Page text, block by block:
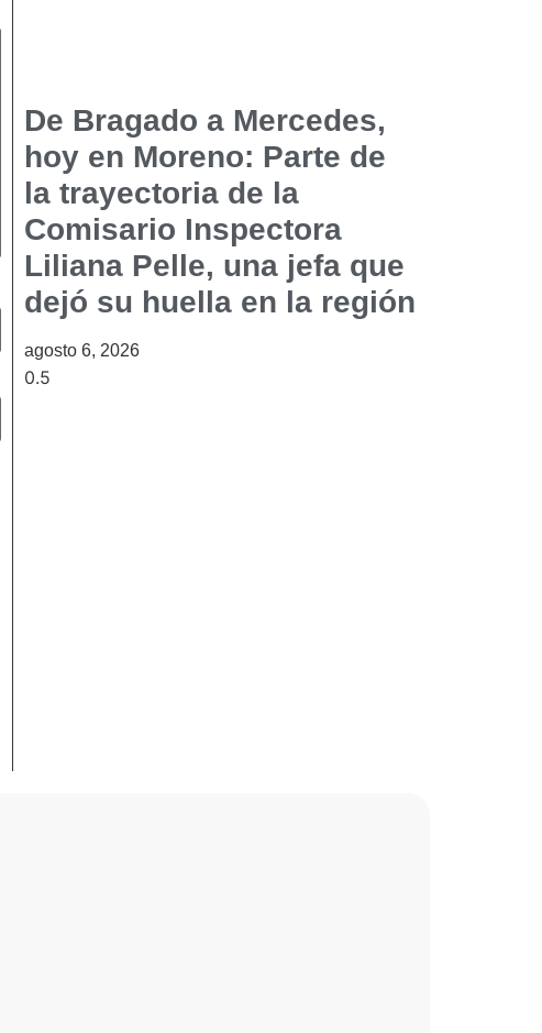
De Bragado a Mercedes,
hoy en Moreno: Parte de
la trayectoria de la
Comisario Inspectora
Liliana Pelle, una jefa que
dejó su huella en la región
agosto 6, 2026